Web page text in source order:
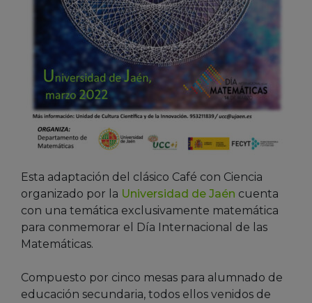
Esta adaptación del clásico Café con Ciencia
organizado por la Universidad de Jaén cuenta
con una temática exclusivamente matemática
para conmemorar el Día Internacional de las
Matemáticas.
Compuesto por cinco mesas para alumnado de
educación secundaria, todos ellos venidos de